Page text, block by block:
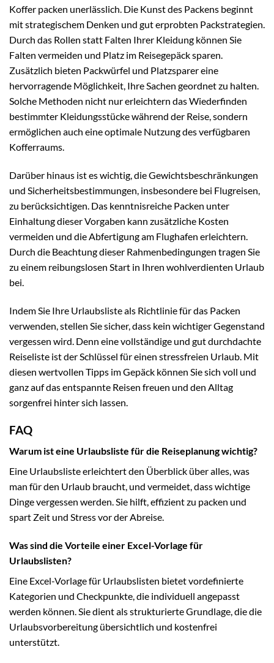
Koffer packen unerlässlich. Die Kunst des Packens beginnt
mit strategischem Denken und gut erprobten Packstrategien.
Durch das Rollen statt Falten Ihrer Kleidung können Sie
Falten vermeiden und Platz im Reisegepäck sparen.
Zusätzlich bieten Packwürfel und Platzsparer eine
hervorragende Möglichkeit, Ihre Sachen geordnet zu halten.
Solche Methoden nicht nur erleichtern das Wiederfinden
bestimmter Kleidungsstücke während der Reise, sondern
ermöglichen auch eine optimale Nutzung des verfügbaren
Kofferraums.
Darüber hinaus ist es wichtig, die Gewichtsbeschränkungen
und Sicherheitsbestimmungen, insbesondere bei Flugreisen,
zu berücksichtigen. Das kenntnisreiche Packen unter
Einhaltung dieser Vorgaben kann zusätzliche Kosten
vermeiden und die Abfertigung am Flughafen erleichtern.
Durch die Beachtung dieser Rahmenbedingungen tragen Sie
zu einem reibungslosen Start in Ihren wohlverdienten Urlaub
bei.
Indem Sie Ihre Urlaubsliste als Richtlinie für das Packen
verwenden, stellen Sie sicher, dass kein wichtiger Gegenstand
vergessen wird. Denn eine vollständige und gut durchdachte
Reiseliste ist der Schlüssel für einen stressfreien Urlaub. Mit
diesen wertvollen Tipps im Gepäck können Sie sich voll und
ganz auf das entspannte Reisen freuen und den Alltag
sorgenfrei hinter sich lassen.
FAQ
Warum ist eine Urlaubsliste für die Reiseplanung wichtig?
Eine Urlaubsliste erleichtert den Überblick über alles, was
man für den Urlaub braucht, und vermeidet, dass wichtige
Dinge vergessen werden. Sie hilft, effizient zu packen und
spart Zeit und Stress vor der Abreise.
Was sind die Vorteile einer Excel-Vorlage für
Urlaubslisten?
Eine Excel-Vorlage für Urlaubslisten bietet vordefinierte
Kategorien und Checkpunkte, die individuell angepasst
werden können. Sie dient als strukturierte Grundlage, die die
Urlaubsvorbereitung übersichtlich und kostenfrei
unterstützt.